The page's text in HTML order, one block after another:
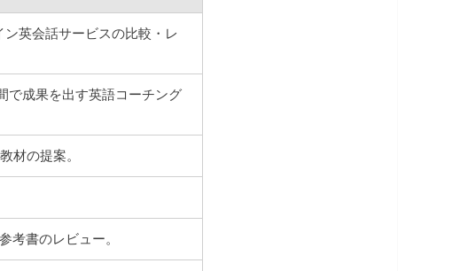
英会話サービスの比較・レ
で成果を出す英語コーチング
材の提案。
考書のレビュー。